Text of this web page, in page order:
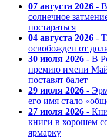
07 августа 2026 -
солнечное
постараться
04 августа 2026 -
освобожден от
30 июля 2026 - В
премию имени
поставят балет
29 июля 2026 -
его имя стало
27 июля 2026 -
книги в хорошем
ярмарку